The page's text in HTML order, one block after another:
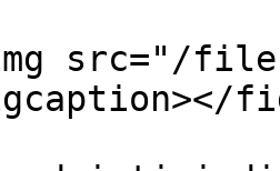
src="/files/